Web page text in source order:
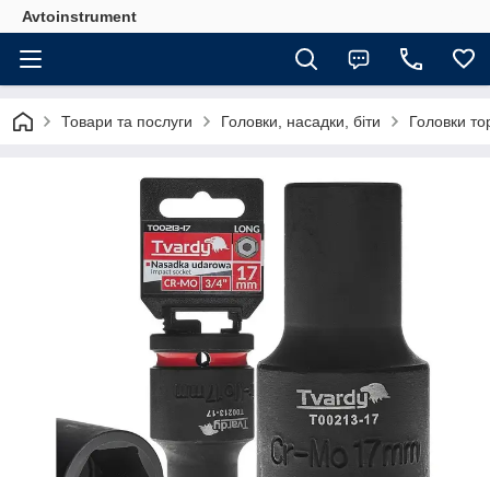
Avtoinstrument
Товари та послуги Головки, насадки, біти Головки